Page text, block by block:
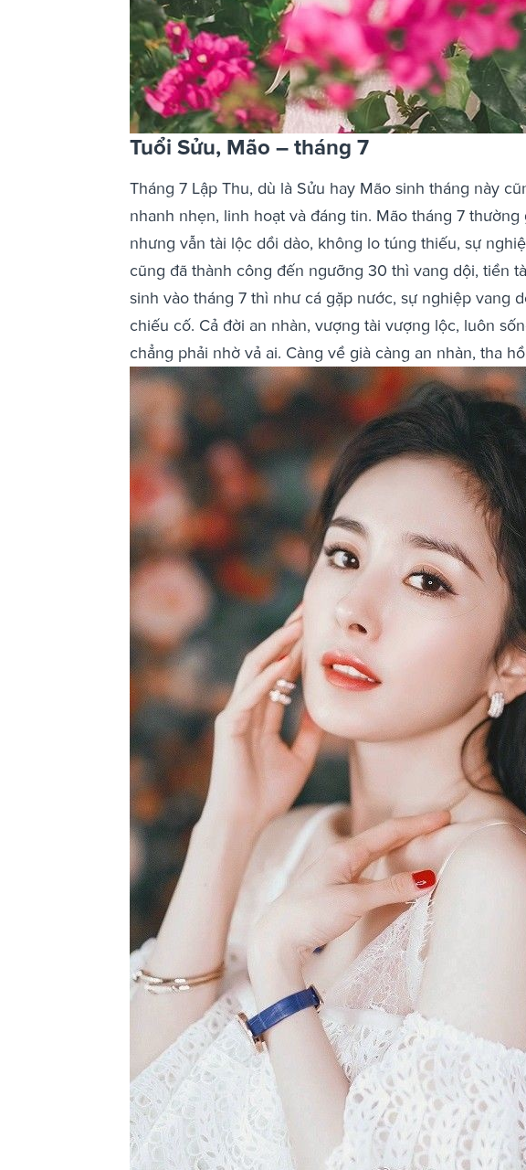
Tuổi Sửu, Mão – tháng 7
Tháng 7 Lập Thu, dù là Sửu hay Mão sinh tháng này
nhanh nhẹn, linh hoạt và đáng tin. Mão tháng 7
nhưng vẫn tài lộc dồi dào, không lo túng thiếu, sự
cũng đã thành công đến ngưỡng 30 thì vang dội, tiền
sinh vào tháng 7 thì như cá gặp nước, sự nghiệp vang
chiếu cố. Cả đời an nhàn, vượng tài vượng lộc, luôn
chẳng phải nhờ vả ai. Càng về già càng an nhàn, tha